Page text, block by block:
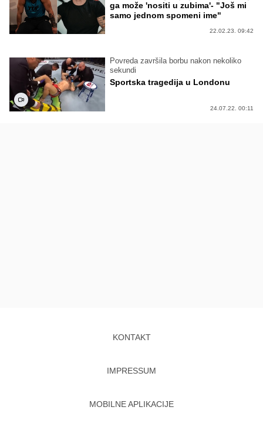
ga može 'nositi u zubima'- "Još mi
samo jednom spomeni ime"
22.02.23. 09:42
Povreda završila borbu nakon nekoliko
sekundi
Sportska tragedija u Londonu
24.07.22. 00:11
KONTAKT
IMPRESSUM
MOBILNE APLIKACIJE